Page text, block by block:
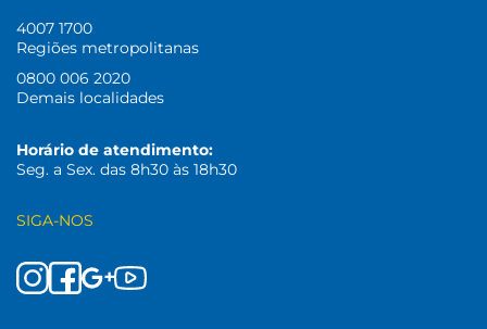
4007 1700
Regiões metropolitanas
0800 006 2020
Demais localidades
Horário de atendimento:
Seg. a Sex. das 8h30 às 18h30
SIGA-NOS